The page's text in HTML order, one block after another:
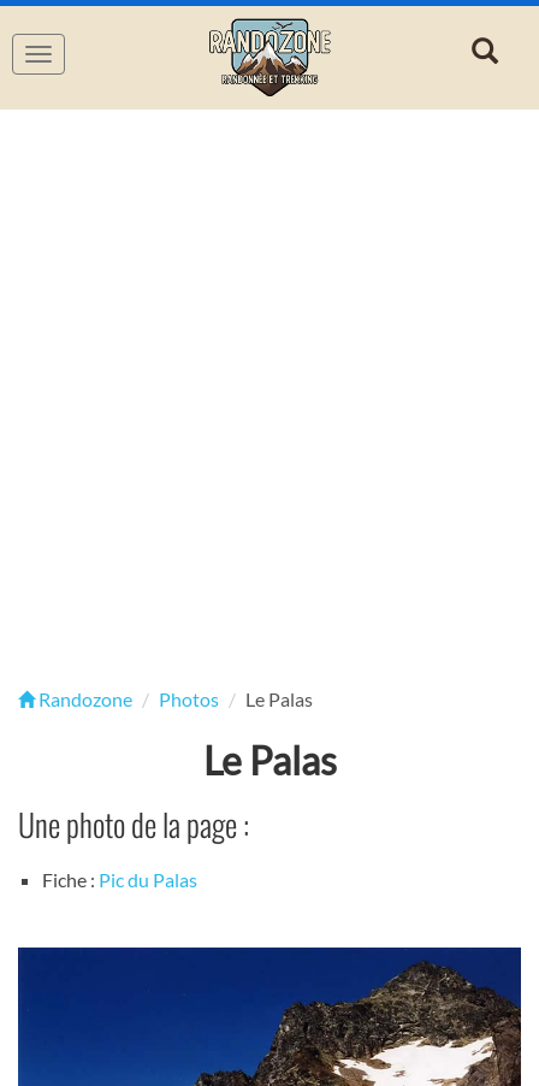
Navigation
Randozone Photos Le Palas
Le Palas
Une photo de la page :
Fiche : Pic du Palas